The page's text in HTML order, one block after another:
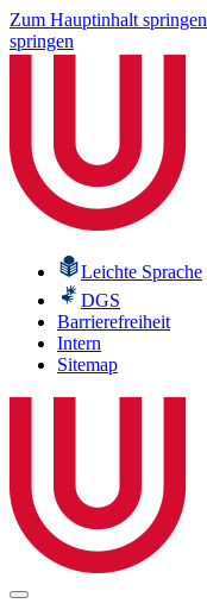
Zum Hauptinhalt springen
springen
Leichte Sprache
DGS
Barrierefreiheit
Intern
Sitemap